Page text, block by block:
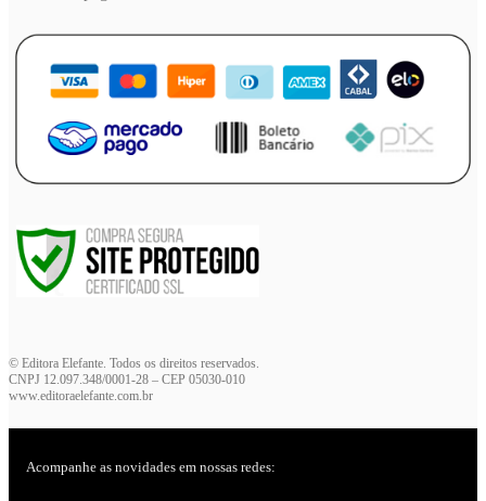
© Editora Elefante. Todos os direitos reservados.
CNPJ 12.097.348/0001-28 – CEP 05030-010
www.editoraelefante.com.br
Acompanhe as novidades em nossas redes: